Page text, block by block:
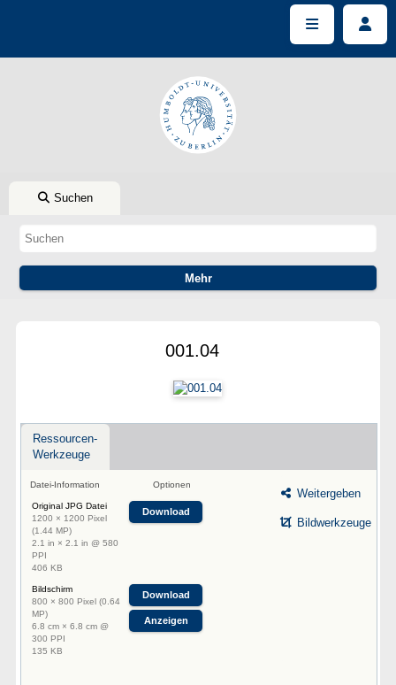
Suchen
001.04
Ressourcen-
Werkzeuge
Datei-Information Optionen
Original JPG Datei
1200 × 1200 Pixel
(1.44 MP)
2.1 in × 2.1 in @ 580
PPI
406 KB
Download
Bildschirm
800 × 800 Pixel (0.64
MP)
6.8 cm × 6.8 cm @
300 PPI
135 KB
Download
Anzeigen
Weitergeben
Bildwerkzeuge